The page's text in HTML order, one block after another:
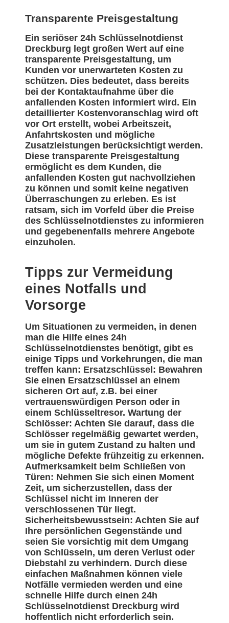
Transparente Preisgestaltung
Ein seriöser 24h Schlüsselnotdienst
Dreckburg legt großen Wert auf eine
transparente Preisgestaltung, um
Kunden vor unerwarteten Kosten zu
schützen. Dies bedeutet, dass bereits
bei der Kontaktaufnahme über die
anfallenden Kosten informiert wird. Ein
detaillierter Kostenvoranschlag wird oft
vor Ort erstellt, wobei Arbeitszeit,
Anfahrtskosten und mögliche
Zusatzleistungen berücksichtigt werden.
Diese transparente Preisgestaltung
ermöglicht es dem Kunden, die
anfallenden Kosten gut nachvollziehen
zu können und somit keine negativen
Überraschungen zu erleben. Es ist
ratsam, sich im Vorfeld über die Preise
des Schlüsselnotdienstes zu informieren
und gegebenenfalls mehrere Angebote
einzuholen.
Tipps zur Vermeidung
eines Notfalls und
Vorsorge
Um Situationen zu vermeiden, in denen
man die Hilfe eines 24h
Schlüsselnotdienstes benötigt, gibt es
einige Tipps und Vorkehrungen, die man
treffen kann: Ersatzschlüssel: Bewahren
Sie einen Ersatzschlüssel an einem
sicheren Ort auf, z.B. bei einer
vertrauenswürdigen Person oder in
einem Schlüsseltresor. Wartung der
Schlösser: Achten Sie darauf, dass die
Schlösser regelmäßig gewartet werden,
um sie in gutem Zustand zu halten und
mögliche Defekte frühzeitig zu erkennen.
Aufmerksamkeit beim Schließen von
Türen: Nehmen Sie sich einen Moment
Zeit, um sicherzustellen, dass der
Schlüssel nicht im Inneren der
verschlossenen Tür liegt.
Sicherheitsbewusstsein: Achten Sie auf
Ihre persönlichen Gegenstände und
seien Sie vorsichtig mit dem Umgang
von Schlüsseln, um deren Verlust oder
Diebstahl zu verhindern. Durch diese
einfachen Maßnahmen können viele
Notfälle vermieden werden und eine
schnelle Hilfe durch einen 24h
Schlüsselnotdienst Dreckburg wird
hoffentlich nicht erforderlich sein.